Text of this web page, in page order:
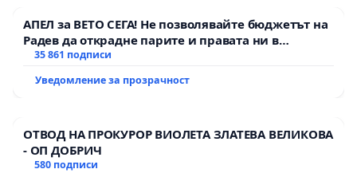
АПЕЛ за ВЕТО СЕГА! Не позволявайте бюджетът на
Радев да открадне парите и правата ни в
тъмното
35 861 подписи
Уведомление за прозрачност
ОТВОД НА ПРОКУРОР ВИОЛЕТА ЗЛАТЕВА ВЕЛИКОВА
- ОП ДОБРИЧ
580 подписи